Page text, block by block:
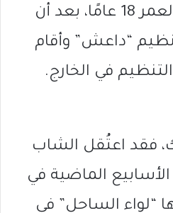
مدينة عكّا يبلغ من العمر 18 عامًا، بعد أن
“داعش” وأقام
في الخارج.
فقد اعتُقل الشاب
الماضية في
“لواء الساحل” في